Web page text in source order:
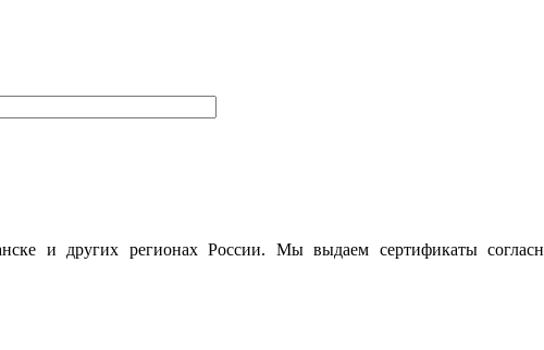
и других регионах России. Мы выдаем сертификаты